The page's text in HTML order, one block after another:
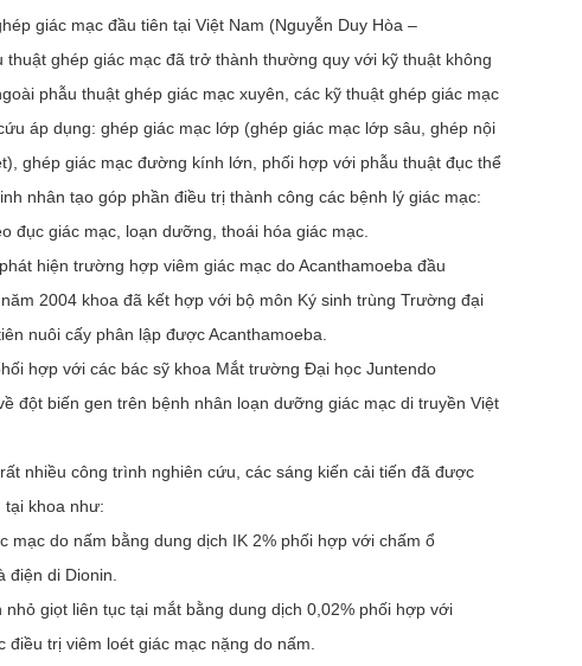
giác mạc đầu tiên tại Việt Nam (Nguyễn Duy Hòa –
thuật ghép giác mạc đã trở thành thường quy với kỹ thuật không
phẫu thuật ghép giác mạc xuyên, các kỹ thuật ghép giác mạc
áp dụng: ghép giác mạc lớp (ghép giác mạc lớp sâu, ghép nội
ghép giác mạc đường kính lớn, phối hợp với phẫu thuật đục thể
nhân tạo góp phần điều trị thành công các bệnh lý giác mạc:
đục giác mạc, loạn dưỡng, thoái hóa giác mạc.
hiện trường hợp viêm giác mạc do Acanthamoeba đầu
2004 khoa đã kết hợp với bộ môn Ký sinh trùng Trường đại
nuôi cấy phân lập được Acanthamoeba.
hợp với các bác sỹ khoa Mắt trường Đại học Juntendo
đột biến gen trên bệnh nhân loạn dưỡng giác mạc di truyền Việt
nhiều công trình nghiên cứu, các sáng kiến cải tiến đã được
tại khoa như:
mạc do nấm bằng dung dịch IK 2% phối hợp với chấm ổ
điện di Dionin.
giọt liên tục tại mắt bằng dung dịch 0,02% phối hợp với
điều trị viêm loét giác mạc nặng do nấm.